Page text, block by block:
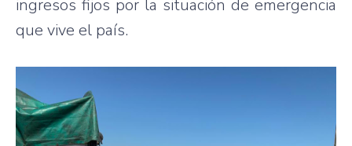
ingresos fijos por la situación de emergencia
que vive el país.